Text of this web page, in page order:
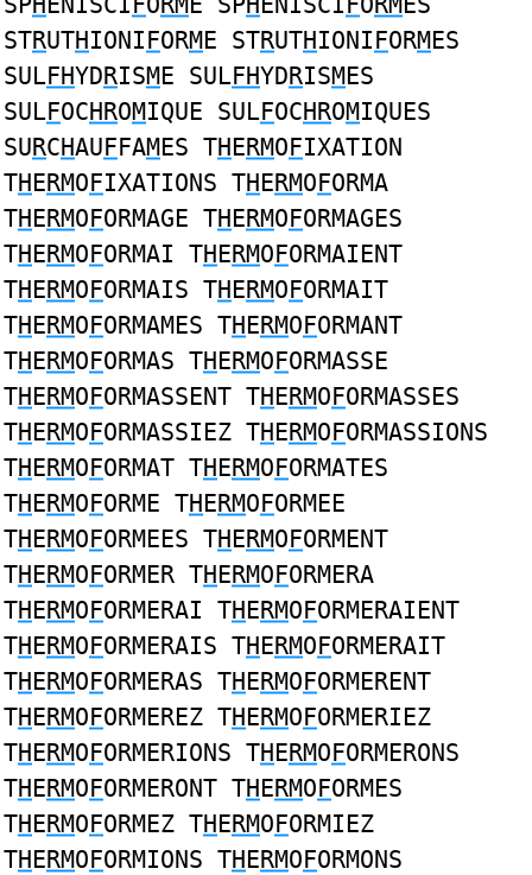
STRUTHIONIFORME STRUTHIONIFORMES
SULFHYDRISME SULFHYDRISMES
SULFOCHROMIQUE SULFOCHROMIQUES
SURCHAUFFAMES THERMOFIXATION
THERMOFIXATIONS THERMOFORMA
THERMOFORMAGE THERMOFORMAGES
THERMOFORMAI THERMOFORMAIENT
THERMOFORMAIS THERMOFORMAIT
THERMOFORMAMES THERMOFORMANT
THERMOFORMAS THERMOFORMASSE
THERMOFORMASSENT THERMOFORMASSES
THERMOFORMASSIEZ THERMOFORMASSIONS
THERMOFORMAT THERMOFORMATES
THERMOFORME THERMOFORMEE
THERMOFORMEES THERMOFORMENT
THERMOFORMER THERMOFORMERA
THERMOFORMERAI THERMOFORMERAIENT
THERMOFORMERAIS THERMOFORMERAIT
THERMOFORMERAS THERMOFORMERENT
THERMOFORMEREZ THERMOFORMERIEZ
THERMOFORMERIONS THERMOFORMERONS
THERMOFORMERONT THERMOFORMES
THERMOFORMEZ THERMOFORMIEZ
THERMOFORMIONS THERMOFORMONS